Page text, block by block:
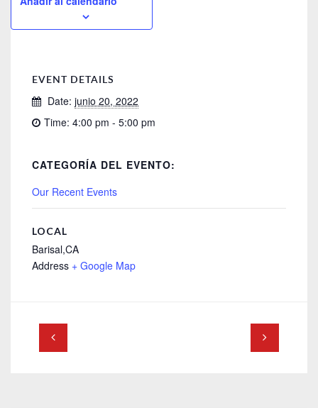
EVENT DETAILS
Date: junio 20, 2022
Time: 4:00 pm - 5:00 pm
CATEGORÍA DEL EVENTO:
Our Recent Events
LOCAL
Barisal,CA
Address + Google Map